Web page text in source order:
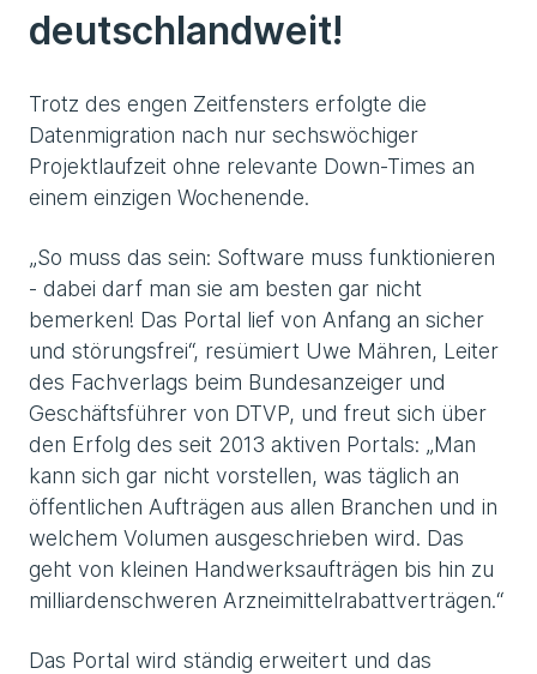
deutschlandweit!
Trotz des engen Zeitfensters erfolgte die
Datenmigration nach nur sechswöchiger
Projektlaufzeit ohne relevante Down-Times an
einem einzigen Wochenende.
„So muss das sein: Software muss funktionieren
- dabei darf man sie am besten gar nicht
bemerken! Das Portal lief von Anfang an sicher
und störungsfrei“, resümiert Uwe Mähren, Leiter
des Fachverlags beim Bundesanzeiger und
Geschäftsführer von DTVP, und freut sich über
den Erfolg des seit 2013 aktiven Portals: „Man
kann sich gar nicht vorstellen, was täglich an
öffentlichen Aufträgen aus allen Branchen und in
welchem Volumen ausgeschrieben wird. Das
geht von kleinen Handwerksaufträgen bis hin zu
milliardenschweren Arzneimittelrabattverträgen.“
Das Portal wird ständig erweitert und das